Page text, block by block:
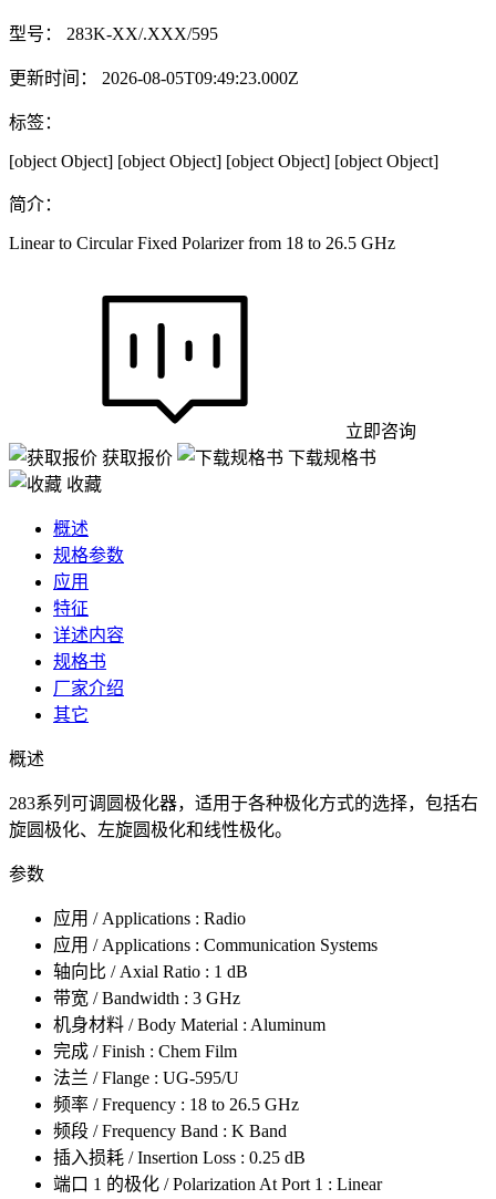
型号： 283K-XX/.XXX/595
更新时间： 2026-08-05T09:49:23.000Z
标签：
[object Object] [object Object] [object Object] [object Object]
简介：
Linear to Circular Fixed Polarizer from 18 to 26.5 GHz
立即咨询
获取报价
下载规格书
收藏
概述
规格参数
应用
特征
详述内容
规格书
厂家介绍
其它
概述
283系列可调圆极化器，适用于各种极化方式的选择，包括右
旋圆极化、左旋圆极化和线性极化。
参数
应用 / Applications : Radio
应用 / Applications : Communication Systems
轴向比 / Axial Ratio : 1 dB
带宽 / Bandwidth : 3 GHz
机身材料 / Body Material : Aluminum
完成 / Finish : Chem Film
法兰 / Flange : UG-595/U
频率 / Frequency : 18 to 26.5 GHz
频段 / Frequency Band : K Band
插入损耗 / Insertion Loss : 0.25 dB
端口 1 的极化 / Polarization At Port 1 : Linear